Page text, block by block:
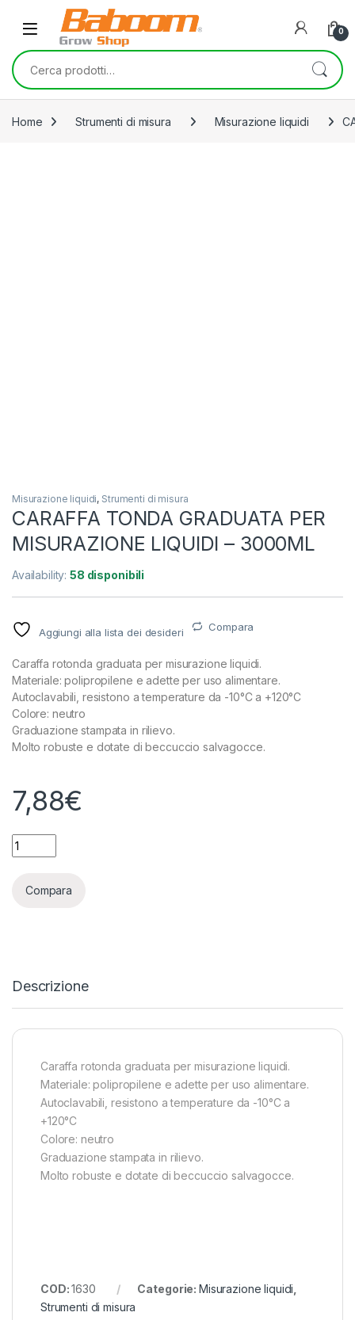
Skip to navigation
Skip to content
0
Cerca:
Home Strumenti di misura Misurazione liquidi
Misurazione liquidi, Strumenti di misura
CARAFFA TONDA GRADUATA PER
MISURAZIONE LIQUIDI – 3000ML
Availability:58 disponibili
Aggiungi alla lista dei desideri Compara
Caraffa rotonda graduata per misurazione liquidi.
Materiale: polipropilene e adette per uso alimentare.
Autoclavabili, resistono a temperature da -10°C a +120°C
Colore: neutro
Graduazione stampata in rilievo.
Molto robuste e dotate di beccuccio salvagocce.
7,88€
CARAFFA TONDA GRADUATA PER MISURAZIONE LIQUIDI -
Compara
Descrizione
Caraffa rotonda graduata per misurazione liquidi.
Materiale: polipropilene e adette per uso alimentare.
Autoclavabili, resistono a temperature da -10°C a
+120°C
Colore: neutro
Graduazione stampata in rilievo.
Molto robuste e dotate di beccuccio salvagocce.
COD:1630 Categorie: Misurazione liquidi
Strumenti di misura